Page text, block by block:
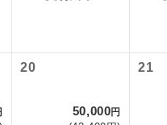
20
50,000円
21
文化遺産や自然遺産を訪ね